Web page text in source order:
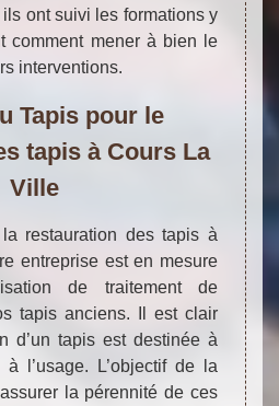
ont suivi les formations y
comment mener à bien le
interventions.
Tapis pour le
tapis à Cours La
Ville
restauration des tapis à
entreprise est en mesure
de traitement de
tapis anciens. Il est clair
d’un tapis est destinée à
à l’usage. L’objectif de la
la pérennité de ces